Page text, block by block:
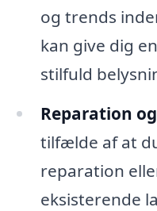
og trends
kan give dig
stilfuld
Reparation
tilfælde af at
reparation
eksisterende